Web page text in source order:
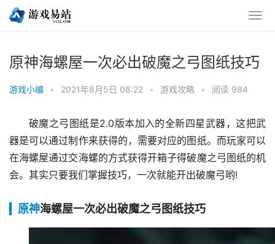
原神海螺屋一次必出破魔之弓图纸技巧
游戏小编 • 2021年8月5日 08:22 • 游戏攻略 • 阅读 984
破魔之弓图纸是2.0版本加入的全新四星武器，这把武
器是可以通过制作来获得的，需要对应的图纸。而玩家可以
在海螺屋通过交海螺的方式获得开箱子得破魔之弓图纸的机
会。其实只要我们掌握技巧，一次就能开出破魔弓哟!
原神海螺屋一次必出破魔之弓图纸技巧